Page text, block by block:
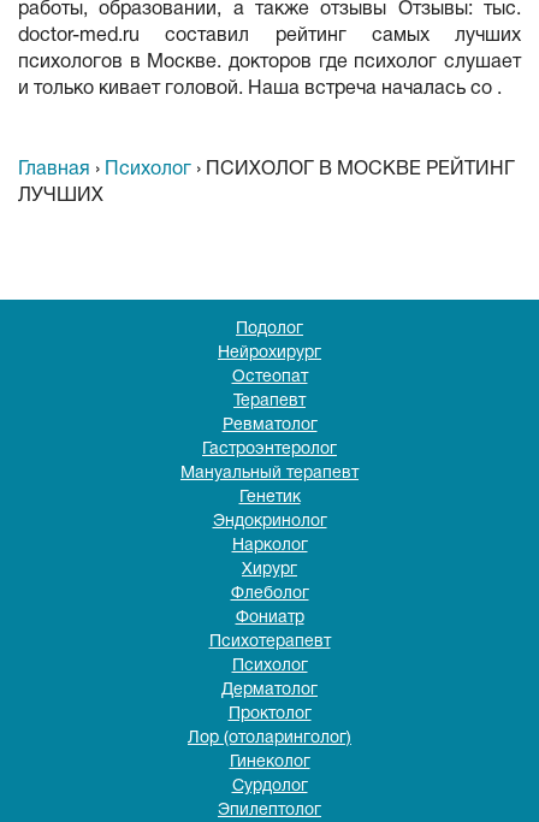
работы, образовании, а также отзывы Отзывы: тыс.
doctor-med.ru составил рейтинг самых лучших
психологов в Москве. докторов где психолог слушает
и только кивает головой. Наша встреча началась со .
Главная › Психолог ›
ПСИХОЛОГ В МОСКВЕ РЕЙТИНГ
ЛУЧШИХ
Подолог
Нейрохирург
Остеопат
Терапевт
Ревматолог
Гастроэнтеролог
Мануальный терапевт
Генетик
Эндокринолог
Нарколог
Хирург
Флеболог
Фониатр
Психотерапевт
Психолог
Дерматолог
Проктолог
Лор (отоларинголог)
Гинеколог
Сурдолог
Эпилептолог